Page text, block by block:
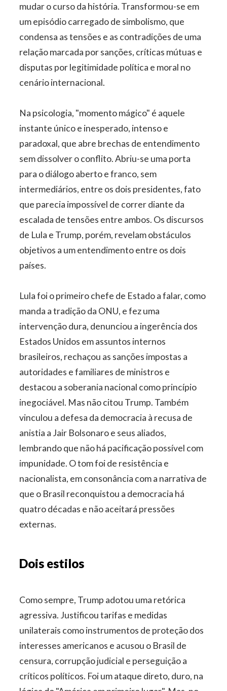
mudar o curso da história. Transformou-se em
um episódio carregado de simbolismo, que
condensa as tensões e as contradições de uma
relação marcada por sanções, críticas mútuas e
disputas por legitimidade política e moral no
cenário internacional.
Na psicologia, "momento mágico" é aquele
instante único e inesperado, intenso e
paradoxal, que abre brechas de entendimento
sem dissolver o conflito. Abriu-se uma porta
para o diálogo aberto e franco, sem
intermediários, entre os dois presidentes, fato
que parecia impossível de correr diante da
escalada de tensões entre ambos. Os discursos
de Lula e Trump, porém, revelam obstáculos
objetivos a um entendimento entre os dois
países.
Lula foi o primeiro chefe de Estado a falar, como
manda a tradição da ONU, e fez uma
intervenção dura, denunciou a ingerência dos
Estados Unidos em assuntos internos
brasileiros, rechaçou as sanções impostas a
autoridades e familiares de ministros e
destacou a soberania nacional como princípio
inegociável. Mas não citou Trump. Também
vinculou a defesa da democracia à recusa de
anistia a Jair Bolsonaro e seus aliados,
lembrando que não há pacificação possível com
impunidade. O tom foi de resistência e
nacionalista, em consonância com a narrativa de
que o Brasil reconquistou a democracia há
quatro décadas e não aceitará pressões
externas.
Dois estilos
Como sempre, Trump adotou uma retórica
agressiva. Justificou tarifas e medidas
unilaterais como instrumentos de proteção dos
interesses americanos e acusou o Brasil de
censura, corrupção judicial e perseguição a
críticos políticos. Foi um ataque direto, duro, na